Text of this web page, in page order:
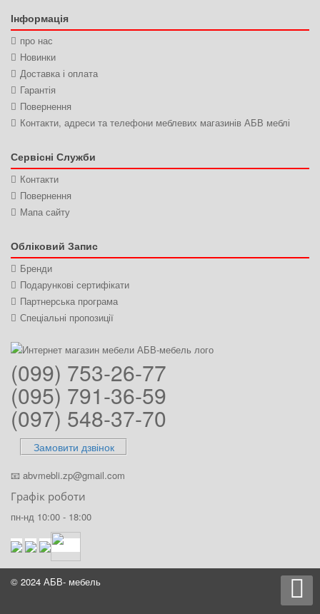
Інформація
про нас
Новинки
Доставка і оплата
Гарантія
Повернення
Контакти, адреси та телефони меблевих магазинів АБВ меблі
Сервісні Служби
Контакти
Повернення
Мапа сайту
Обліковий Запис
Бренди
Подарункові сертифікати
Партнерська програма
Спеціальні пропозиції
(099) 753-26-77
(095) 791-36-59
(097) 548-37-70
Замовити дзвінок
📧 abvmebli.zp@gmail.com
Графік роботи
пн-нд 10:00 - 18:00
© 2024 АБВ- мебель